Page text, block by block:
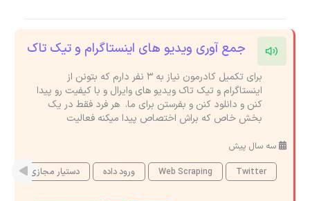
جمع آوری ویدیو های اینستاگرام و تیک تاک
برای تکمیل کادرمون نیاز به ۳ نفر دارم که بتونن از
اینستاگرام و تیک تاک ویدیو های وایرال و با کیفیت رو پیدا
کنن و دانلود کنن و بفرستن برای ما. هر فرد فقط در یک
بخش خاص که براش اختصاص پیدا میکنه فعالیت
سه سال پیش
Twitter
Web Scraping ورود داده دستیار مجازی